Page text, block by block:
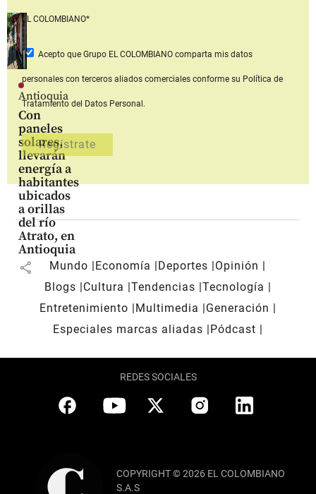
Antioquia
Con
paneles
solares,
llevarán
energía a
habitantes
ubicados
a orillas
del río
Atrato, en
Antioquia
share
EL COLOMBIANO*
Acepto que Grupo EL COLOMBIANOcomparta mis datos
personales con terceros aliados comerciales conforme su Política de
Tratamiento del Datos Personal.
Mundo Economía Deportes
Opinión
Blogs
Cultura Tendencias Tecnología
Entretenimiento
Multimedia
Generación
Especiales marcas aliadas
Pódcast
REDES SOCIALES
COPYRIGHT © 2026 EL COLOMBIANO
S.A.S